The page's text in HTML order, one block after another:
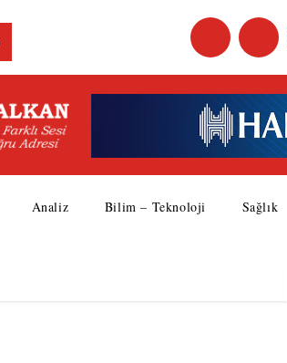
Analiz Bilim – Teknoloji Sağlık